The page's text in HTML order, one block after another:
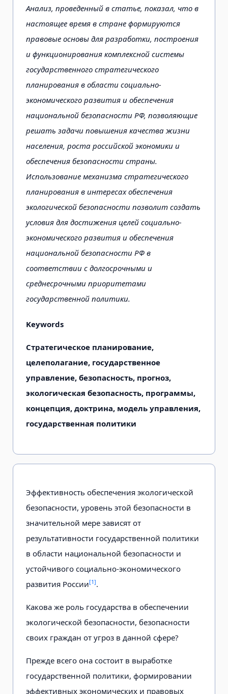
Анализ, проведенный в статье, показал, что в
настоящее время в стране формируются
правовые основы для разработки, построения
и функционирования комплексной системы
государственного стратегического
планирования в области социально-
экономического развития и обеспечения
национальной безопасности РФ, позволяющие
решать задачи повышения качества жизни
населения, роста российской экономики и
обеспечения безопасности страны.
Использование механизма стратегического
планирования в интересах обеспечения
экологической безопасности позволит создать
условия для достижения целей социально-
экономического развития и обеспечения
национальной безопасности РФ в
соответствии с долгосрочными и
среднесрочными приоритетами
государственной политики.
Keywords
Стратегическое планирование,
целеполагание, государственное
управление, безопасность, прогноз,
экологическая безопасность, программы,
концепция, доктрина, модель управления,
государственная политики
Эффективность обеспечения экологической
безопасности, уровень этой безопасности в
значительной мере зависят от
результативности государственной политики
в области национальной безопасности и
устойчивого социально-экономического
развития России[1].
Какова же роль государства в обеспечении
экологической безопасности, безопасности
своих граждан от угроз в данной сфере?
Прежде всего она состоит в выработке
государственной политики, формировании
эффективных экономических и правовых